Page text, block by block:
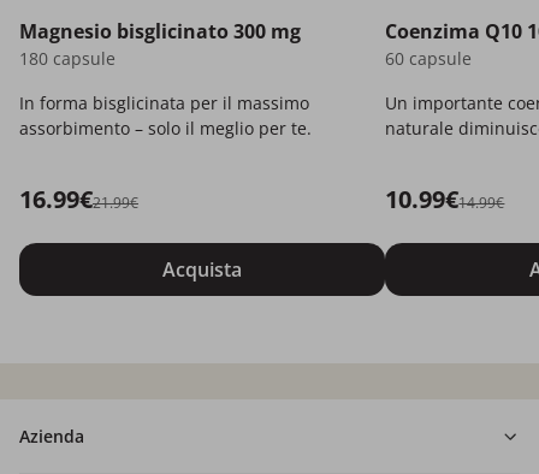
Magnesio bisglicinato 300 mg
180 capsule
In forma bisglicinata per il massimo
assorbimento – solo il meglio per te.
16.99€21.99€
Acquista
Coenzima Q10
60 capsule
Un importante
naturale
10.99€14.99€
Azienda